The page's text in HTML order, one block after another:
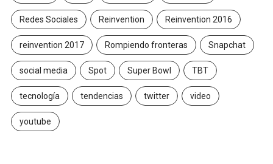
Redes Sociales Reinvention Reinvention 2016
reinvention 2017 Rompiendo fronteras Snapchat
social media Spot Super Bowl TBT
tecnología tendencias twitter video
youtube